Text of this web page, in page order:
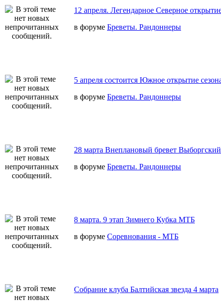
12 апреля. Легендарное Северное
в форуме Бреветы. Рандоннеры
5 апреля состоится Южное открытие
в форуме Бреветы. Рандоннеры
28 марта Внеплановый бревет
в форуме Бреветы. Рандоннеры
8 марта. 9 этап Зимнего Кубка МТБ
в форуме Соревнования - МТБ
Собрание клуба Балтийская звезда 4 марта